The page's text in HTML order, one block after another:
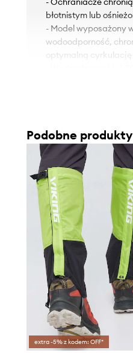
błotnistym lub
- Model wyposażony
wodoodporność,
optymalną
- Pasek z regulacją
- Specjalny zaczep
- Niezwykle
zakładane od dołu
zapobiegają
Podobne produkty
extra -5% z kodem: OFF*